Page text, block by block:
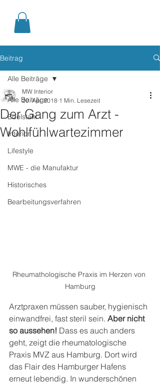
Beitrag
Alle Beiträge
Edelstahl
Interior
Lifestyle
MWE - die Manufaktur
Historisches
Bearbeitungsverfahren
Alle Beiträge
Der Gang zum Arzt -
Wohlfühlwartezimmer
MW Interior
20. Apr. 2018 1 Min. Lesezeit
Rheumathologische Praxis im Herzen von
Hamburg
Arztpraxen müssen sauber, hygienisch
einwandfrei, fast steril sein. Aber nicht
so aussehen! Dass es auch anders
geht, zeigt die rheumatologische
Praxis MVZ aus Hamburg. Dort wird
das Flair des Hamburger Hafens
erneut lebendig. In wunderschönen